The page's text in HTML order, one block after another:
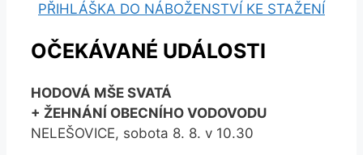
PŘIHLÁŠKA DO NÁBOŽENSTVÍ KE STAŽENÍ
OČEKÁVANÉ UDÁLOSTI
HODOVÁ MŠE SVATÁ
+ ŽEHNÁNÍ OBECNÍHO VODOVODU
NELEŠOVICE, sobota 8. 8. v 10.30